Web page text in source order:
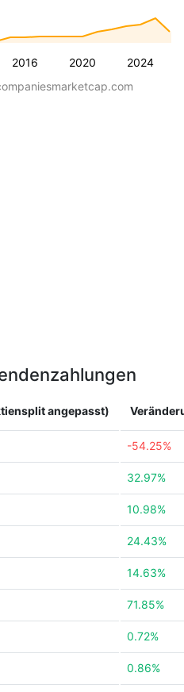
2016 2020
2024
angepasst)
-54.25%
32.97%
10.98%
24.43%
14.63%
71.85%
0.72%
0.86%